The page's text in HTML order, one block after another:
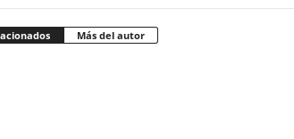
Más del autor